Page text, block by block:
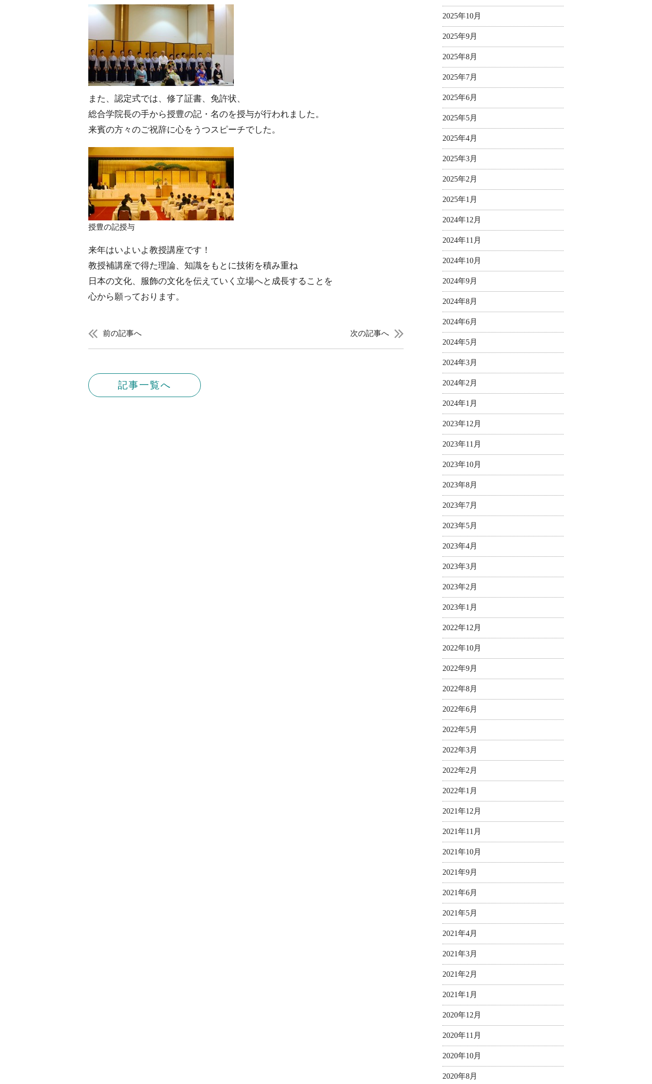
また、認定式では、修了証書、免許状、
総合学院長の手から授豊の記・名のを授与が行われました。
来賓の方々のご祝辞に心をうつスピーチでした。
授豊の記授与
来年はいよいよ教授講座です！
教授補講座で得た理論、知識をもとに技術を積み重ね
日本の文化、服飾の文化を伝えていく立場へと成長することを
心から願っております。
前の記事へ 次の記事へ
記事一覧へ
2025年10月
2025年9月
2025年8月
2025年7月
2025年6月
2025年5月
2025年4月
2025年3月
2025年2月
2025年1月
2024年12月
2024年11月
2024年10月
2024年9月
2024年8月
2024年6月
2024年5月
2024年3月
2024年2月
2024年1月
2023年12月
2023年11月
2023年10月
2023年8月
2023年7月
2023年5月
2023年4月
2023年3月
2023年2月
2023年1月
2022年12月
2022年10月
2022年9月
2022年8月
2022年6月
2022年5月
2022年3月
2022年2月
2022年1月
2021年12月
2021年11月
2021年10月
2021年9月
2021年6月
2021年5月
2021年4月
2021年3月
2021年2月
2021年1月
2020年12月
2020年11月
2020年10月
2020年8月